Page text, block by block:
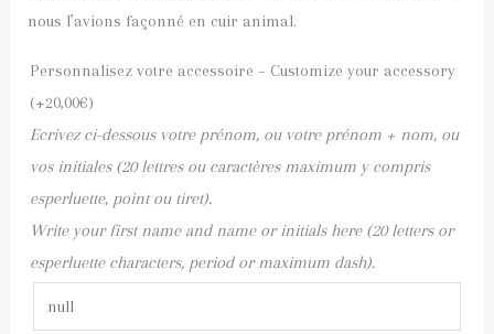
nous l’avions façonné en cuir animal.
Personnalisez votre accessoire – Customize your accessory
(+20,00€)
Ecrivez ci-dessous votre prénom, ou votre prénom + nom, ou
vos initiales (20 lettres ou caractères maximum y compris
esperluette, point ou tiret).
Write your first name and name or initials here (20 letters or
esperluette characters, period or maximum dash).